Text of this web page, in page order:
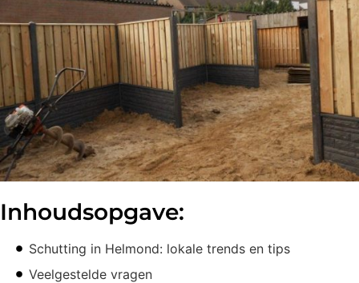
Inhoudsopgave:
Schutting in Helmond: lokale trends en tips
Veelgestelde vragen